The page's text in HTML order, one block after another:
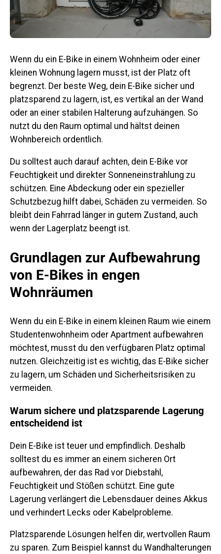
Wenn du ein E-Bike in einem Wohnheim oder einer
kleinen Wohnung lagern musst, ist der Platz oft
begrenzt. Der beste Weg, dein E-Bike sicher und
platzsparend zu lagern, ist, es vertikal an der Wand
oder an einer stabilen Halterung aufzuhängen. So
nutzt du den Raum optimal und hältst deinen
Wohnbereich ordentlich.
Du solltest auch darauf achten, dein E-Bike vor
Feuchtigkeit und direkter Sonneneinstrahlung zu
schützen. Eine Abdeckung oder ein spezieller
Schutzbezug hilft dabei, Schäden zu vermeiden. So
bleibt dein Fahrrad länger in gutem Zustand, auch
wenn der Lagerplatz beengt ist.
Grundlagen zur Aufbewahrung
von E-Bikes in engen
Wohnräumen
Wenn du ein E-Bike in einem kleinen Raum wie einem
Studentenwohnheim oder Apartment aufbewahren
möchtest, musst du den verfügbaren Platz optimal
nutzen. Gleichzeitig ist es wichtig, das E-Bike sicher
zu lagern, um Schäden und Sicherheitsrisiken zu
vermeiden.
Warum sichere und platzsparende Lagerung
entscheidend ist
Dein E-Bike ist teuer und empfindlich. Deshalb
solltest du es immer an einem sicheren Ort
aufbewahren, der das Rad vor Diebstahl,
Feuchtigkeit und Stößen schützt. Eine gute
Lagerung verlängert die Lebensdauer deines Akkus
und verhindert Lecks oder Kabelprobleme.
Platzsparende Lösungen helfen dir, wertvollen Raum
zu sparen. Zum Beispiel kannst du Wandhalterungen